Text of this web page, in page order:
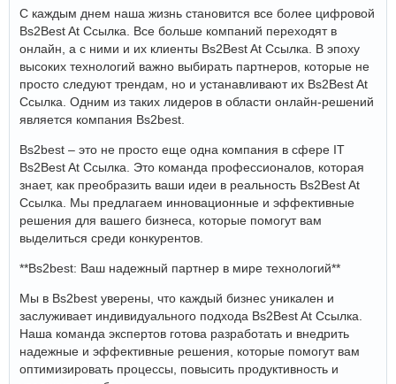
С каждым днем наша жизнь становится все более цифровой
Bs2Best At Ссылка. Все больше компаний переходят в
онлайн, а с ними и их клиенты Bs2Best At Ссылка. В эпоху
высоких технологий важно выбирать партнеров, которые не
просто следуют трендам, но и устанавливают их Bs2Best At
Ссылка. Одним из таких лидеров в области онлайн-решений
является компания Bs2best.
Bs2best – это не просто еще одна компания в сфере IT
Bs2Best At Ссылка. Это команда профессионалов, которая
знает, как преобразить ваши идеи в реальность Bs2Best At
Ссылка. Мы предлагаем инновационные и эффективные
решения для вашего бизнеса, которые помогут вам
выделиться среди конкурентов.
**Bs2best: Ваш надежный партнер в мире технологий**
Мы в Bs2best уверены, что каждый бизнес уникален и
заслуживает индивидуального подхода Bs2Best At Ссылка.
Наша команда экспертов готова разработать и внедрить
надежные и эффективные решения, которые помогут вам
оптимизировать процессы, повысить продуктивность и